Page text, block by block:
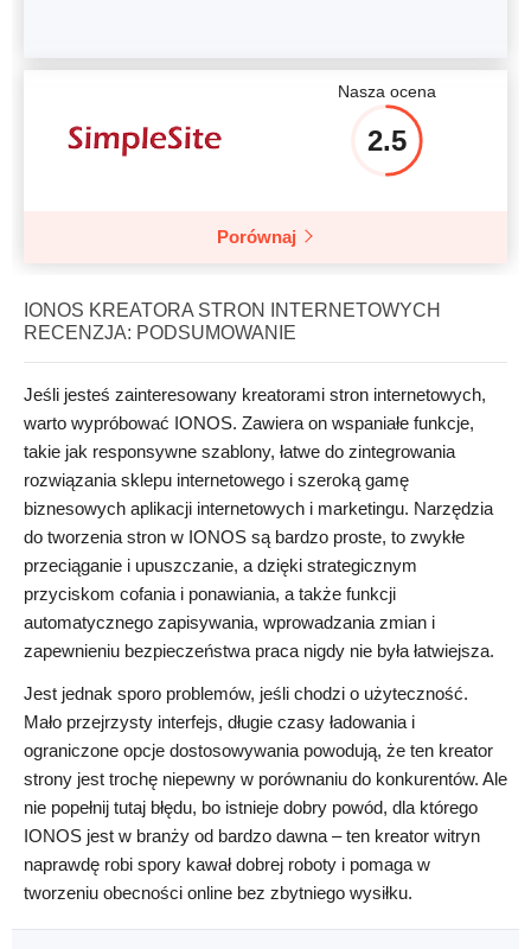
Nasza ocena
2.5
Porównaj
IONOS KREATORA STRON INTERNETOWYCH
RECENZJA: PODSUMOWANIE
Jeśli jesteś zainteresowany kreatorami stron internetowych,
warto wypróbować IONOS. Zawiera on wspaniałe funkcje,
takie jak responsywne szablony, łatwe do zintegrowania
rozwiązania sklepu internetowego i szeroką gamę
biznesowych aplikacji internetowych i marketingu. Narzędzia
do tworzenia stron w IONOS są bardzo proste, to zwykłe
przeciąganie i upuszczanie, a dzięki strategicznym
przyciskom cofania i ponawiania, a także funkcji
automatycznego zapisywania, wprowadzania zmian i
zapewnieniu bezpieczeństwa praca nigdy nie była łatwiejsza.
Jest jednak sporo problemów, jeśli chodzi o użyteczność.
Mało przejrzysty interfejs, długie czasy ładowania i
ograniczone opcje dostosowywania powodują, że ten kreator
strony jest trochę niepewny w porównaniu do konkurentów. Ale
nie popełnij tutaj błędu, bo istnieje dobry powód, dla którego
IONOS jest w branży od bardzo dawna – ten kreator witryn
naprawdę robi spory kawał dobrej roboty i pomaga w
tworzeniu obecności online bez zbytniego wysiłku.